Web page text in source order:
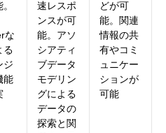
な
る
ジ
能
速レスポ
ンスが可
能。アソ
シアティ
ブデータ
モデリン
グによる
データの
探索と関
どが可
能。関連
情報の共
有やコミ
ュニケー
ションが
可能